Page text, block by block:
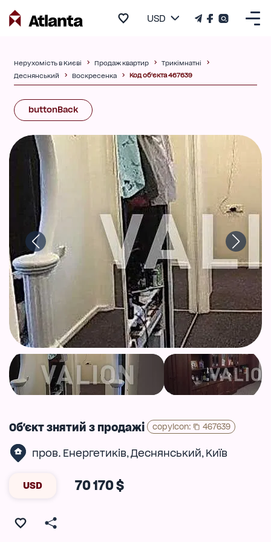
USD
Нерухомість в Києві Продаж квартир
Трикімнатні
Деснянський
Воскресенка Код об'єкта 467639
buttonBack
Об'єкт знятий з продажі copyIcon: 467639
пров. Енергетиків, Деснянський, Київ
USD 70 170 $